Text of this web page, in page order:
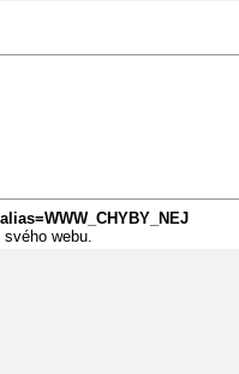
webu.